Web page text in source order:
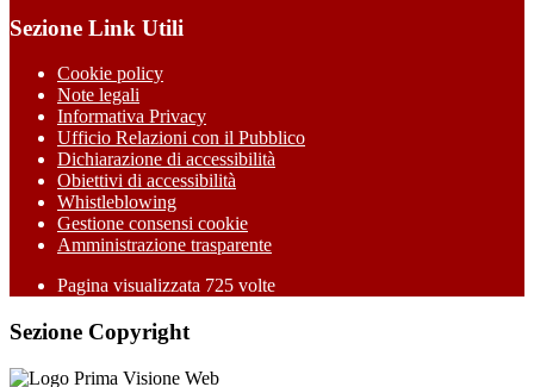
Sezione Link Utili
Cookie policy
Note legali
Informativa Privacy
Ufficio Relazioni con il Pubblico
Dichiarazione di accessibilità
Obiettivi di accessibilità
Whistleblowing
Gestione consensi cookie
Amministrazione trasparente
Pagina visualizzata 725 volte
Sezione Copyright